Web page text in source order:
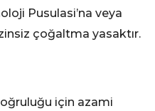
Pusulasi’na veya
çoğaltma yasaktır.
için azami